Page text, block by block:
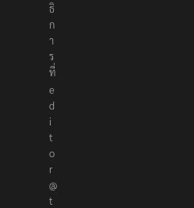
า
ธิ
ก
า
ร
ที่
e
d
i
t
o
r
@